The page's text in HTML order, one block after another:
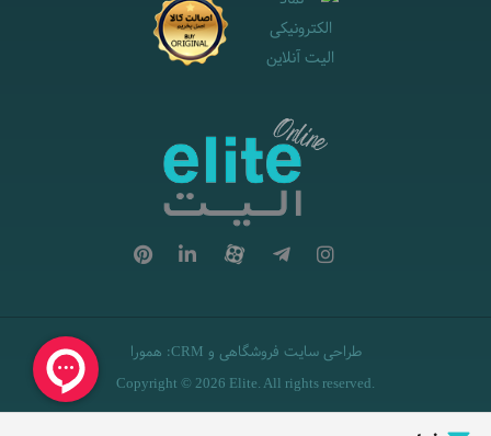
طراحی سایت فروشگاهی و CRM
: همورا
Copyright © 2026 Elite. All rights reserved.